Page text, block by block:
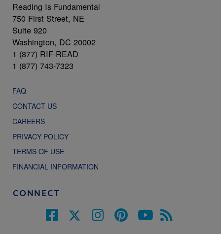
Reading Is Fundamental
750 First Street, NE
Suite 920
Washington, DC 20002
1 (877) RIF-READ
1 (877) 743-7323
FAQ
CONTACT US
CAREERS
PRIVACY POLICY
TERMS OF USE
FINANCIAL INFORMATION
CONNECT